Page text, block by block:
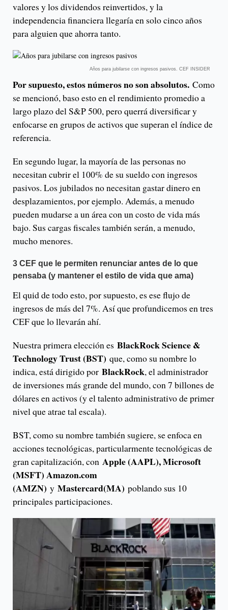
valores y los dividendos reinvertidos, y la
independencia financiera llegaría en solo cinco años
para alguien que ahorra tanto.
Años para jubilarse con ingresos pasivos. CEF INSIDER
Por supuesto, estos números no son absolutos. Como
se mencionó, baso esto en el rendimiento promedio a
largo plazo del S&P 500, pero querrá diversificar y
enfocarse en grupos de activos que superan el índice de
referencia.
En segundo lugar, la mayoría de las personas no
necesitan cubrir el 100% de su sueldo con ingresos
pasivos. Los jubilados no necesitan gastar dinero en
desplazamientos, por ejemplo. Además, a menudo
pueden mudarse a un área con un costo de vida más
bajo. Sus cargas fiscales también serán, a menudo,
mucho menores.
3 CEF que le permiten renunciar antes de lo que
pensaba (y mantener el estilo de vida que ama)
El quid de todo esto, por supuesto, es ese flujo de
ingresos de más del 7%. Así que profundicemos en tres
CEF que lo llevarán ahí.
Nuestra primera elección es BlackRock Science &
Technology Trust (BST) que, como su nombre lo
indica, está dirigido por BlackRock, el administrador
de inversiones más grande del mundo, con 7 billones de
dólares en activos (y el talento administrativo de primer
nivel que atrae tal escala).
BST, como su nombre también sugiere, se enfoca en
acciones tecnológicas, particularmente tecnológicas de
gran capitalización, con Apple (AAPL), Microsoft
(MSFT) Amazon.com
(AMZN) y Mastercard(MA) poblando sus 10
principales participaciones.